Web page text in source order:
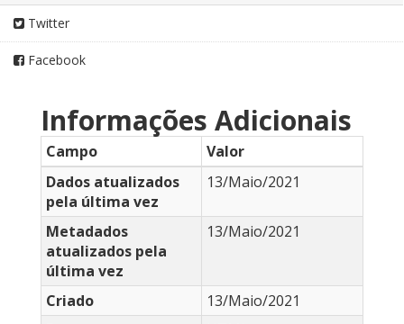
Twitter
Facebook
Informações Adicionais
Campo
Valor
Dados atualizados
pela última vez
13/Maio/2021
Metadados
atualizados pela
última vez
13/Maio/2021
Criado
13/Maio/2021